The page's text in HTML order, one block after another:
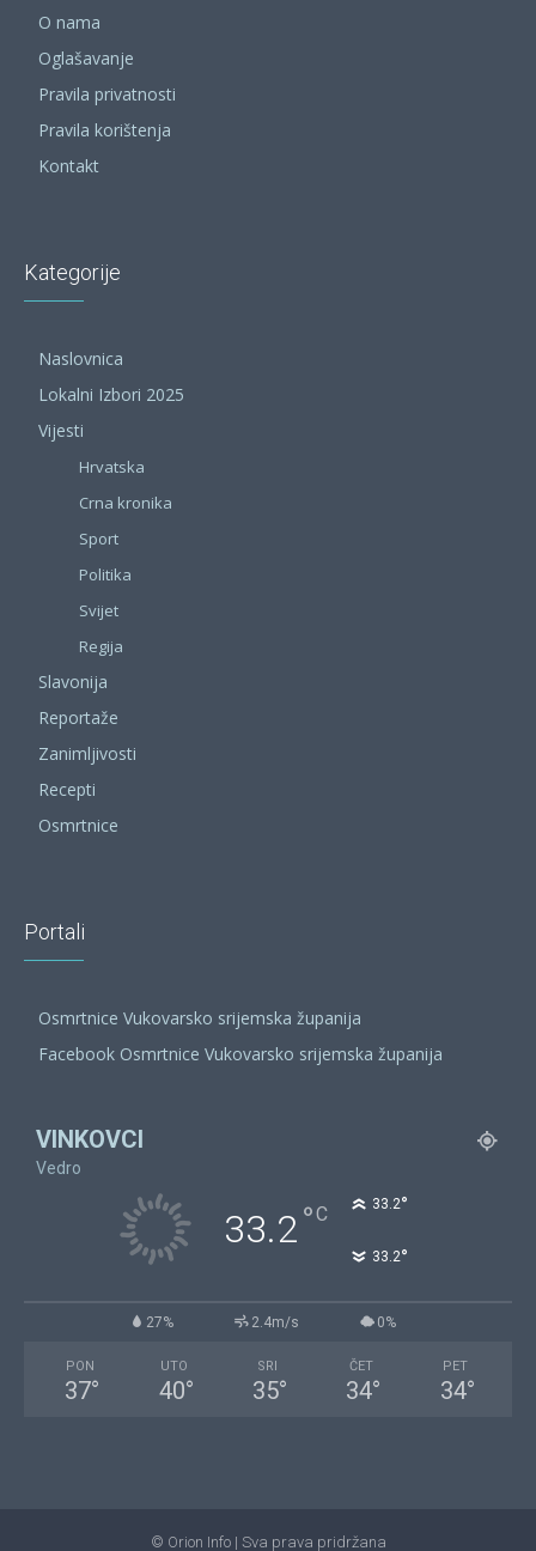
O nama
Oglašavanje
Pravila privatnosti
Pravila korištenja
Kontakt
Kategorije
Naslovnica
Lokalni Izbori 2025
Vijesti
Hrvatska
Crna kronika
Sport
Politika
Svijet
Regija
Slavonija
Reportaže
Zanimljivosti
Recepti
Osmrtnice
Portali
Osmrtnice Vukovarsko srijemska županija
Facebook Osmrtnice Vukovarsko srijemska županija
VINKOVCI
Vedro
33.2°C 33.2°
33.2°
27% 2.4m/s 0%
PON
37°
UTO
40°
SRI
35°
ČET
34°
PET
34°
© Orion Info | Sva prava pridržana